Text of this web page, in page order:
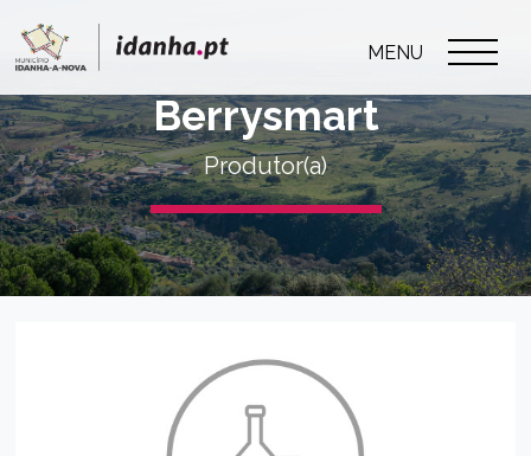
MENU
Berrysmart
Produtor(a)